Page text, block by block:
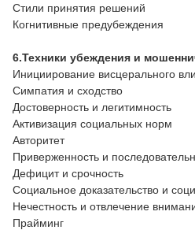
Стили принятия решений
Когнитивные предубеждения
6.Техники убеждения и
Инициирование висцерального
Симпатия и сходство
Достоверность и легитимность
Активизация социальных норм
Авторитет
Приверженность и
Дефицит и срочность
Социальное доказательство и
Нечестность и отвлечение
Прайминг